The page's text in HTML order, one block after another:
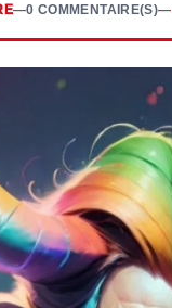
—0 COMMENTAIRE(S)—